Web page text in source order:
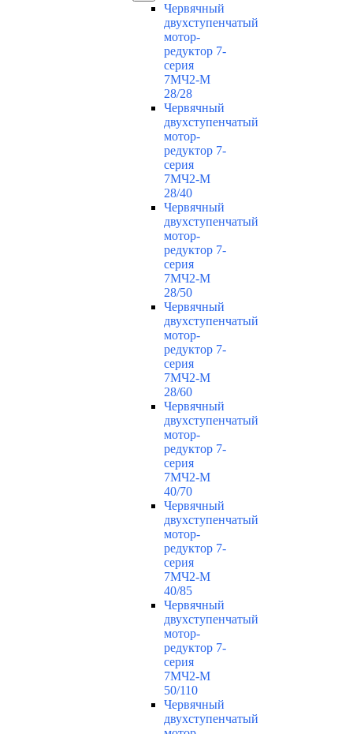
Червячный
двухступенчатый
мотор-
редуктор 7-
серия
7МЧ2-М
28/28
Червячный
двухступенчатый
мотор-
редуктор 7-
серия
7МЧ2-М
28/40
Червячный
двухступенчатый
мотор-
редуктор 7-
серия
7МЧ2-М
28/50
Червячный
двухступенчатый
мотор-
редуктор 7-
серия
7МЧ2-М
28/60
Червячный
двухступенчатый
мотор-
редуктор 7-
серия
7МЧ2-М
40/70
Червячный
двухступенчатый
мотор-
редуктор 7-
серия
7МЧ2-М
40/85
Червячный
двухступенчатый
мотор-
редуктор 7-
серия
7МЧ2-М
50/110
Червячный
двухступенчатый